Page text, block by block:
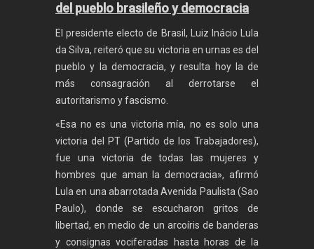
del pueblo brasileño y democracia
El presidente electo de Brasil, Luiz Inácio Lula
da Silva, reiteró que su victoria en urnas es del
pueblo y la democracia, y resulta hoy la de
más consagración al derrotarse el
autoritarismo y fascismo.
«Esa no es una victoria mía, no es solo una
victoria del PT (Partido de los Trabajadores),
fue una victoria de todas las mujeres y
hombres que aman la democracia», afirmó
Lula en una abarrotada Avenida Paulista (Sao
Paulo), donde se escucharon gritos de
libertad, en medio de un arcoíris de banderas
y consignas vociferadas hasta horas de la